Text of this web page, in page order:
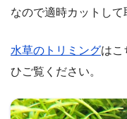
なので適時カットして
水草のトリミングは
ひご覧ください。